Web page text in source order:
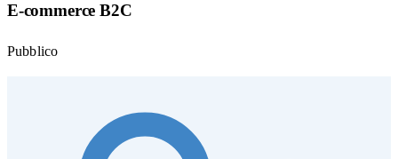
E-commerce B2C
Pubblico